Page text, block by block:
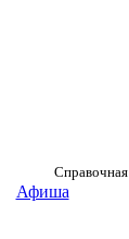
Справочная
Афиша